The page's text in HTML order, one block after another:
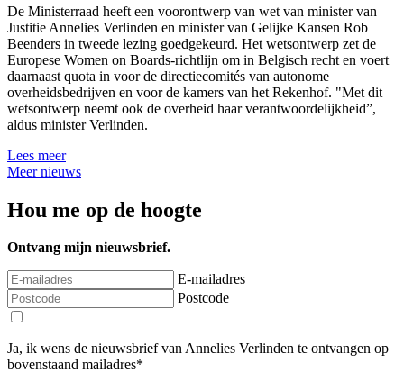
De Ministerraad heeft een voorontwerp van wet van minister van
Justitie Annelies Verlinden en minister van Gelijke Kansen Rob
Beenders in tweede lezing goedgekeurd. Het wetsontwerp zet de
Europese Women on Boards-richtlijn om in Belgisch recht en voert
daarnaast quota in voor de directiecomités van autonome
overheidsbedrijven en voor de kamers van het Rekenhof. "Met dit
wetsontwerp neemt ook de overheid haar verantwoordelijkheid”,
aldus minister Verlinden.
Lees meer
Meer nieuws
Hou me op de hoogte
Ontvang mijn nieuwsbrief.
E-mailadres
Postcode
Ja, ik wens de nieuwsbrief van Annelies Verlinden te ontvangen op
bovenstaand mailadres*